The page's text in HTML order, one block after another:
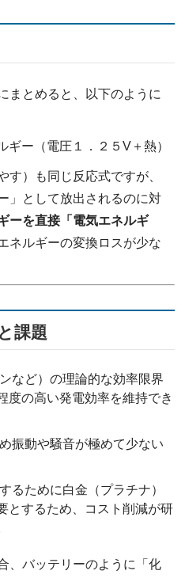
とめると、以下のように
ー（電圧１．２５V＋熱）
）も同じ反応式ですが、
」として放出されるのに対
ーを直接「電気エネルギ
ネルギーの変換ロスが少な
課題
など）の理論的な効率限界
度の高い発電効率を維持でき
振動や騒音が極めて少ない
るために白金（プラチナ）
とするため、コスト削減が研
バッテリーのように「化